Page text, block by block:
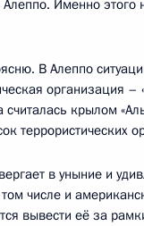
Алеппо. Именно этого
В Алеппо
организация –
считалась крылом
террористических
в уныние и
числе и
вывести её за